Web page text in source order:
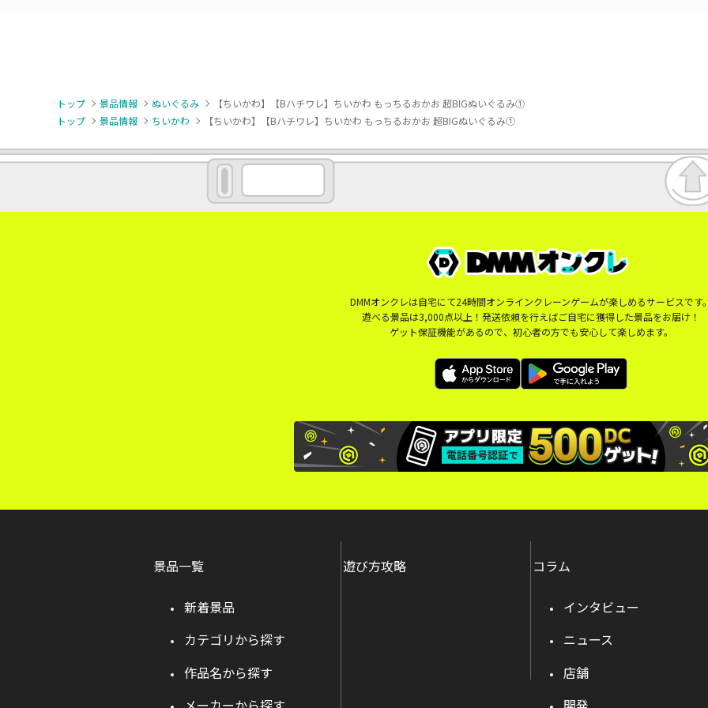
トップ 景品情報 ぬいぐるみ
【ちいかわ】【Bハチワレ】ちいかわ もっちるおかお 超BIGぬいぐるみ①
トップ
景品情報 ちいかわ 【ちいかわ】【Bハチワレ】ちいかわ もっちるおかお 超BIGぬいぐるみ①
DMMオンクレは自宅にて24時間オンラインクレーンゲームが楽しめるサービスです
遊べる景品は3,000点以上！発送依頼を行えばご自宅に獲得した景品をお届け！
ゲット保証機能があるので、初心者の方でも安心して楽しめます。
景品一覧
新着景品
カテゴリから探す
作品名から探す
遊び方攻略 コラム
インタビュー
ニュース
店舗